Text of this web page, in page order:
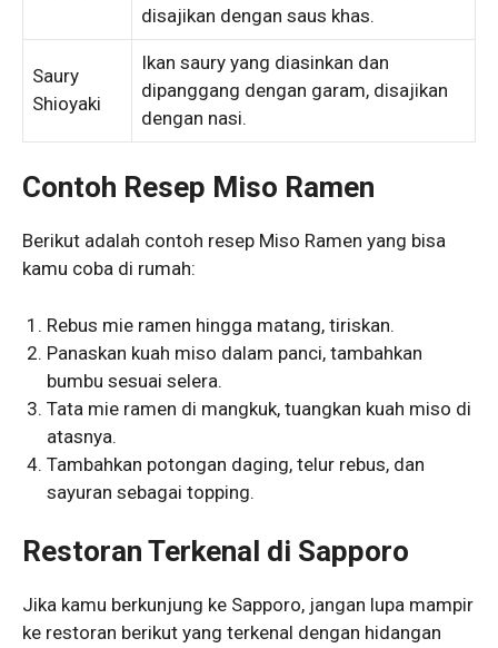
disajikan dengan saus khas.
Saury
Shioyaki
Ikan saury yang diasinkan dan
dipanggang dengan garam, disajikan
dengan nasi.
Contoh Resep Miso Ramen
Berikut adalah contoh resep Miso Ramen yang bisa
kamu coba di rumah:
Rebus mie ramen hingga matang, tiriskan.
Panaskan kuah miso dalam panci, tambahkan
bumbu sesuai selera.
Tata mie ramen di mangkuk, tuangkan kuah miso di
atasnya.
Tambahkan potongan daging, telur rebus, dan
sayuran sebagai topping.
Restoran Terkenal di Sapporo
Jika kamu berkunjung ke Sapporo, jangan lupa mampir
ke restoran berikut yang terkenal dengan hidangan